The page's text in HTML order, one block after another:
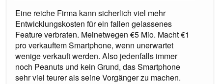
Eine reiche Firma kann sicherlich viel mehr
Entwicklungskosten für ein fallen gelassenes
Feature verbraten. Meinetwegen €5 Mio. Macht €1
pro verkauftem Smartphone, wenn unerwartet
wenige verkauft werden. Also jedenfalls immer
noch Peanuts und kein Grund, das Smartphone
sehr viel teurer als seine Vorgänger zu machen.